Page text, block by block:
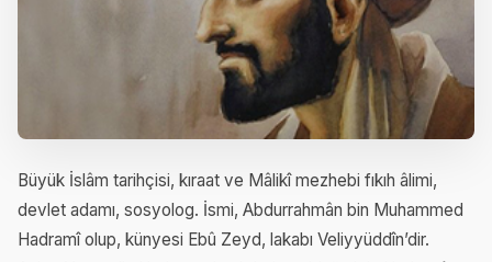
Büyük İslâm tarihçisi, kıraat ve Mâlikî mezhebi fıkıh âlimi,
devlet adamı, sosyolog. İsmi, Abdurrahmân bin Muhammed
Hadramî olup, künyesi Ebû Zeyd, lakabı Veliyyüddîn’dir.